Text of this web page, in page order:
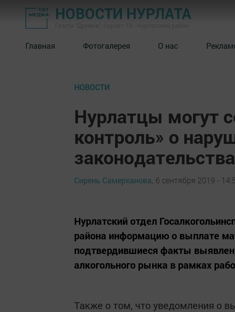
НОВОСТИ НУРЛАТА
Главная Фотогалерея О нас
НОВОСТИ
Нурлатцы могут
контроль» о
законодательства
Сирень Самерханова, 6 сентября 2019 -
Нурлатский отдел
района информацию о выплате
подтвердившиеся факты
алкогольного рынка в рамках
Также о том, что уведомления о